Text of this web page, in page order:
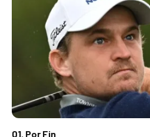
01. Por Fin